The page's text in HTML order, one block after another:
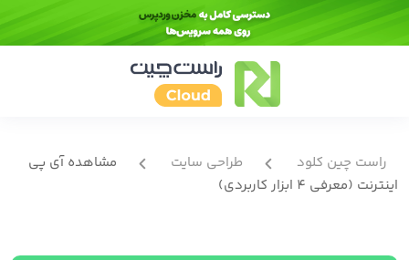
راست چین کلود طراحی سایت
مشاهده آی پی
اینترنت (معرفی 4 ابزار کاربردی)